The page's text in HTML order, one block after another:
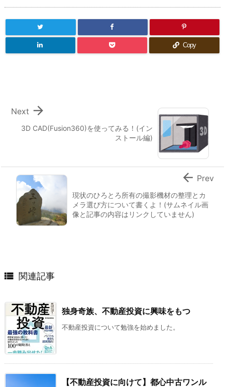
Copy
3D CAD(Fusion360)を使ってみる！(イン
ストール編)

Next
現状のひろとろ所有の撮影機材の整理とカ
メラ選び方について書くよ！(サムネイル画
像と記事の内容はリンクしていません)
 Prev
 関連記事
独身奇族、不動産投資に興味をもつ
不動産投資について勉強を始めました。
【不動産投資に向けて】都心中古ワンル